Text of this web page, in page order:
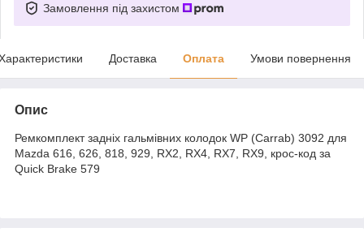
Замовлення під захистом
Доставка Оплата Умови повернення
Опис
Ремкомплект задніх гальмівних колодок WP (Carrab) 3092 для
Mazda 616, 626, 818, 929, RX2, RX4, RX7, RX9, крос-код за
Quick Brake 579